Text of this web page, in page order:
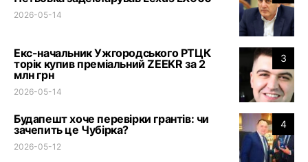
2026-05-14
3
Екс-начальник Ужгородського РТЦК
торік купив преміальний ZEEKR за 2
млн грн
2026-05-14
4
Будапешт хоче перевірки грантів: чи
зачепить це Чубірка?
2026-05-12